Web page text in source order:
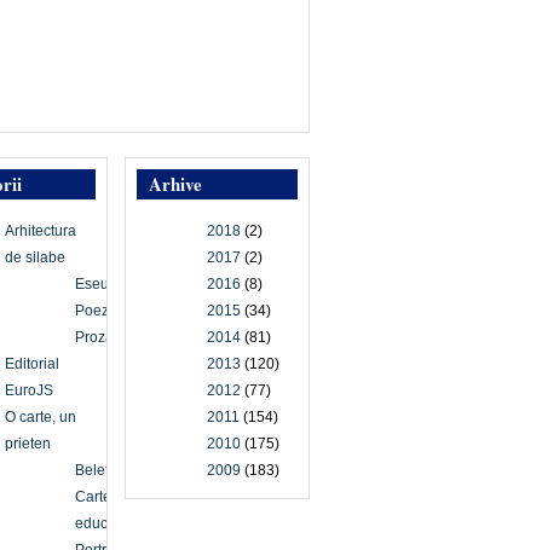
Arhive
2018 (2)
2017 (2)
2016 (8)
2015 (34)
2014 (81)
2013 (120)
2012 (77)
2011 (154)
2010 (175)
2009 (183)
Arhitectura
de silabe
Eseu
Poezie
Proză
Editorial
EuroJS
O carte, un
prieten
Beletristică
Carte
educațională